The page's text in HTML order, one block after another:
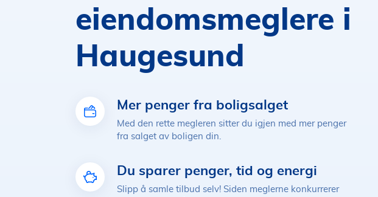
eiendomsmeglere i
Haugesund
Mer penger fra boligsalget
Med den rette megleren sitter du igjen med mer penger
fra salget av boligen din.
Du sparer penger, tid og energi
Slipp å samle tilbud selv! Siden meglerne konkurrerer